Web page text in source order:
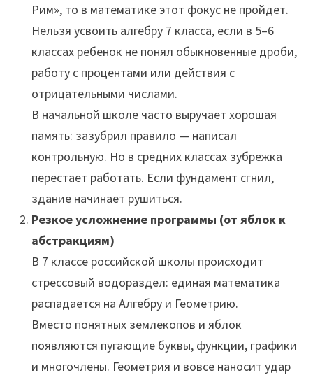
Рим», то в математике этот фокус не пройдет.
Нельзя усвоить алгебру 7 класса, если в 5–6
классах ребенок не понял обыкновенные дроби,
работу с процентами или действия с
отрицательными числами.
В начальной школе часто выручает хорошая
память: зазубрил правило — написал
контрольную. Но в средних классах зубрежка
перестает работать. Если фундамент сгнил,
здание начинает рушиться.
Резкое усложнение программы (от яблок к
абстракциям)
В 7 классе российской школы происходит
стрессовый водораздел: единая математика
распадается на Алгебру и Геометрию.
Вместо понятных землекопов и яблок
появляются пугающие буквы, функции, графики
и многочлены. Геометрия и вовсе наносит удар